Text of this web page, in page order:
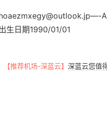
生日期1990/01/01
【推荐机场-深蓝云】 深蓝云您值